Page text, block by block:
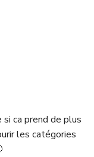
si ca prend de plus
les catégories